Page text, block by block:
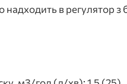
в регулятор з